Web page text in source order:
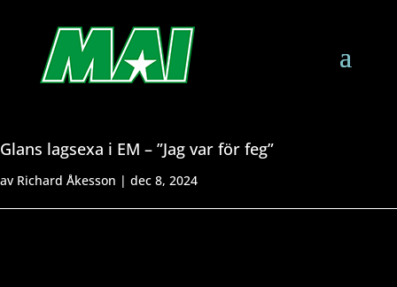
Glans lagsexa i EM – ”Jag var för feg”
av Richard Åkesson | dec 8, 2024